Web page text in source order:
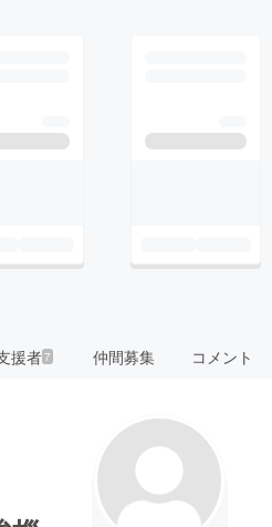
援者7 仲間募集 コメント